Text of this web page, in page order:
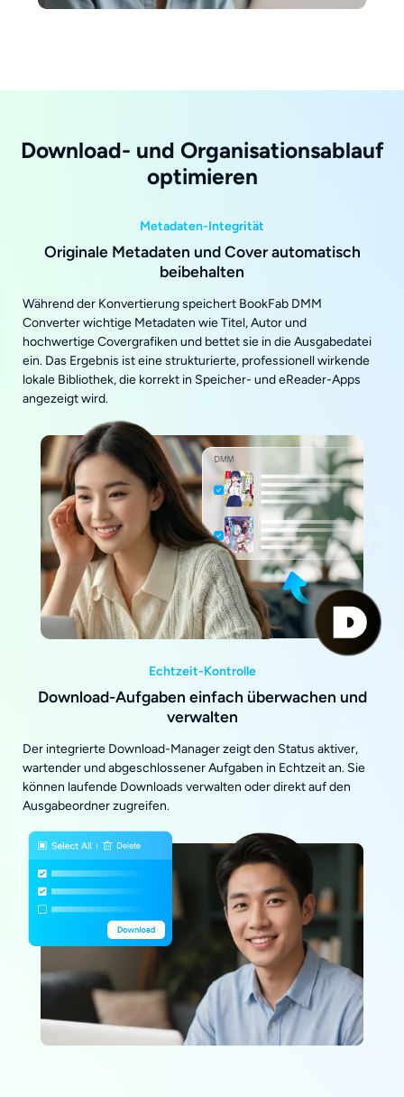
Download- und Organisationsablauf
optimieren
Metadaten-Integrität
Originale Metadaten und Cover automatisch
beibehalten
Während der Konvertierung speichert BookFab DMM
Converter wichtige Metadaten wie Titel, Autor und
hochwertige Covergrafiken und bettet sie in die Ausgabedatei
ein. Das Ergebnis ist eine strukturierte, professionell wirkende
lokale Bibliothek, die korrekt in Speicher- und eReader-Apps
angezeigt wird.
Echtzeit-Kontrolle
Download-Aufgaben einfach überwachen und
verwalten
Der integrierte Download-Manager zeigt den Status aktiver,
wartender und abgeschlossener Aufgaben in Echtzeit an. Sie
können laufende Downloads verwalten oder direkt auf den
Ausgabeordner zugreifen.